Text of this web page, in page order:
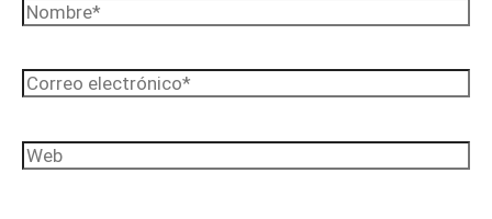
Nombre*
Correo
Web